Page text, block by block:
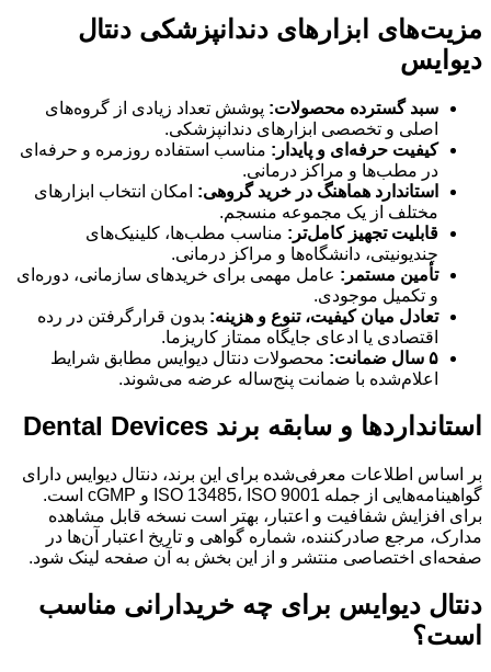
مزیت‌های ابزارهای دندانپزشکی دنتال
دیوایس
سبد گسترده محصولات: پوشش تعداد زیادی از گروه‌های
اصلی و تخصصی ابزارهای دندانپزشکی.
کیفیت حرفه‌ای و پایدار: مناسب استفاده روزمره و حرفه‌ای
در مطب‌ها و مراکز درمانی.
استاندارد هماهنگ در خرید گروهی: امکان انتخاب ابزارهای
مختلف از یک مجموعه منسجم.
قابلیت تجهیز کامل‌تر: مناسب مطب‌ها، کلینیک‌های
چندیونیتی، دانشگاه‌ها و مراکز درمانی.
تأمین مستمر: عامل مهمی برای خریدهای سازمانی، دوره‌ای
و تکمیل موجودی.
تعادل میان کیفیت، تنوع و هزینه: بدون قرارگرفتن در رده
اقتصادی یا ادعای جایگاه ممتاز کاریزما.
۵ سال ضمانت:
محصولات دنتال دیوایس مطابق شرایط
اعلام‌شده با ضمانت پنج‌ساله عرضه می‌شوند.
استانداردها و سابقه برند Dental Devices
بر اساس اطلاعات معرفی‌شده برای این برند، دنتال دیوایس دارای
گواهینامه‌هایی از جمله ISO 13485، ISO 9001 و cGMP است.
برای افزایش شفافیت و اعتبار، بهتر است نسخه قابل مشاهده
مدارک، مرجع صادرکننده، شماره گواهی و تاریخ اعتبار آن‌ها در
صفحه‌ای اختصاصی منتشر و از این بخش به آن صفحه لینک شود.
دنتال دیوایس برای چه خریدارانی مناسب
است؟